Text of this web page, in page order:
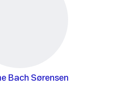
Bach Sørensen